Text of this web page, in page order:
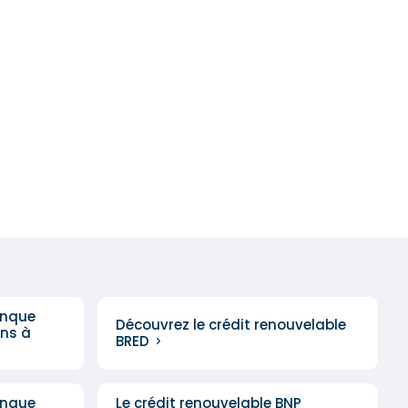
à
Découvrez le crédit renouvelable
BRED
Le crédit renouvelable BNP